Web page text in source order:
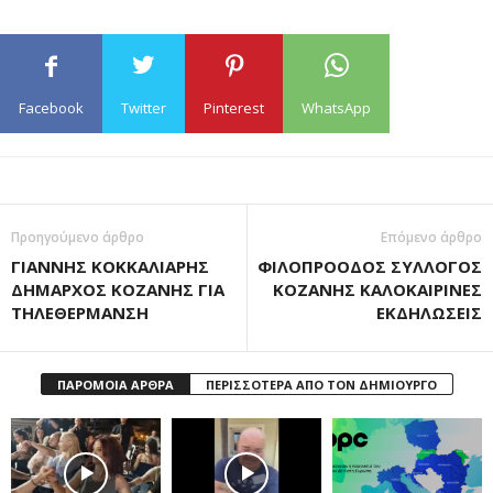
Facebook Twitter Pinterest WhatsApp
Προηγούμενο άρθρο
ΓΙΑΝΝΗΣ ΚΟΚΚΑΛΙΑΡΗΣ
ΔΗΜΑΡΧΟΣ ΚΟΖΑΝΗΣ ΓΙΑ
ΤΗΛΕΘΕΡΜΑΝΣΗ
Επόμενο άρθρο
ΦΙΛΟΠΡΟΟΔΟΣ ΣΥΛΛΟΓΟΣ
ΚΟΖΑΝΗΣ ΚΑΛΟΚΑΙΡΙΝΕΣ
ΕΚΔΗΛΩΣΕΙΣ
ΠΑΡΟΜΟΙΑ ΑΡΘΡΑ ΠΕΡΙΣΣΟΤΕΡΑ ΑΠΟ ΤΟΝ ΔΗΜΙΟΥΡΓΟ